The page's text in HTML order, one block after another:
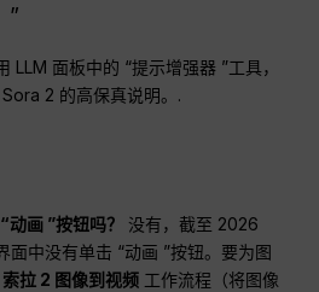
”
LLM 面板中的 “提示增强器 ”工具，
2 的高保真说明。.
画 ”按钮吗？
没有，截至 2026
面中没有单击 “动画 ”按钮。要为图
索拉 2 图像到视频 工作流程（将图像